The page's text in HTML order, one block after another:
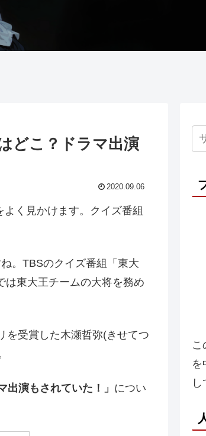
どこ？ドラマ出演
2020.09.06
く見かけます。クイズ番組
。TBSのクイズ番組「東大
は東大王チームの大将を務め
を受賞した木瀬哲弥(きせてつ
出演もされていた！」 につい
こ
を
し